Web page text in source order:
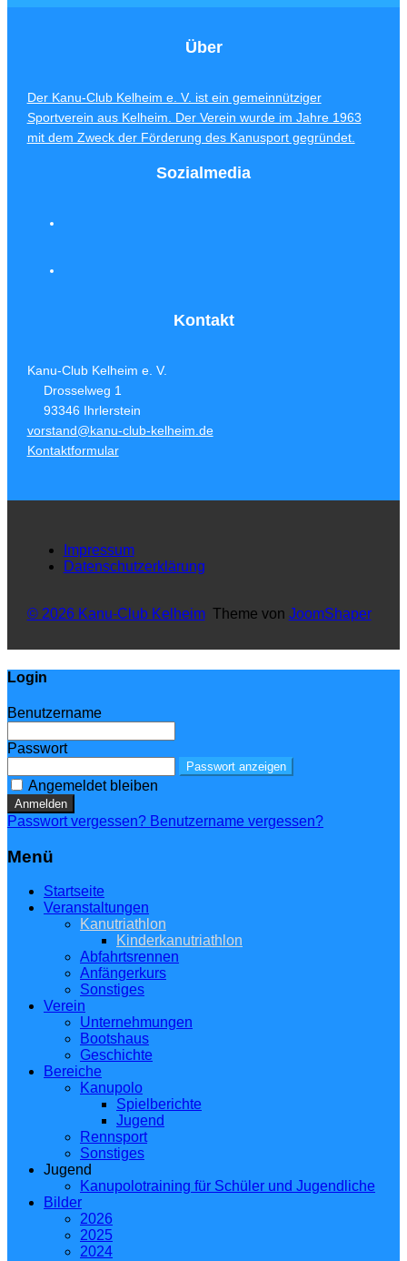
Über
Der Kanu-Club Kelheim e. V. ist ein gemeinnütziger
Sportverein aus Kelheim. Der Verein wurde im Jahre 1963
mit dem Zweck der Förderung des Kanusport gegründet.
Sozialmedia
Kontakt
Kanu-Club Kelheim e. V.
Drosselweg 1
93346 Ihrlerstein
vorstand@kanu-club-kelheim.de
Kontaktformular
Impressum
Datenschutzerklärung
© 2026 Kanu-Club KelheimTheme von JoomShaper
Login
Benutzername
Passwort
Passwort anzeigen
Angemeldet bleiben
Anmelden
Passwort vergessen? Benutzername vergessen?
Menü
Startseite
Veranstaltungen
Kanutriathlon
Kinderkanutriathlon
Abfahrtsrennen
Anfängerkurs
Sonstiges
Verein
Unternehmungen
Bootshaus
Geschichte
Bereiche
Kanupolo
Spielberichte
Jugend
Rennsport
Sonstiges
Jugend
Kanupolotraining für Schüler und Jugendliche
Bilder
2026
2025
2024